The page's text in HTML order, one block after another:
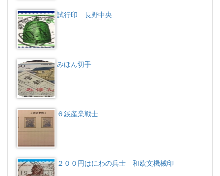
試行印 長野中央
みほん切手
６銭産業戦士
２００円はにわの兵士 和欧文機械印